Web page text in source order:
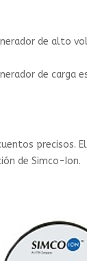
de alto
de
precisos.
de Simco-Ion.